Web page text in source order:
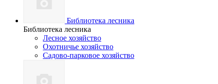
Библиотека лесника
Библиотека лесника
Лесное хозяйство
Охотничье хозяйство
Садово-парковое хозяйство